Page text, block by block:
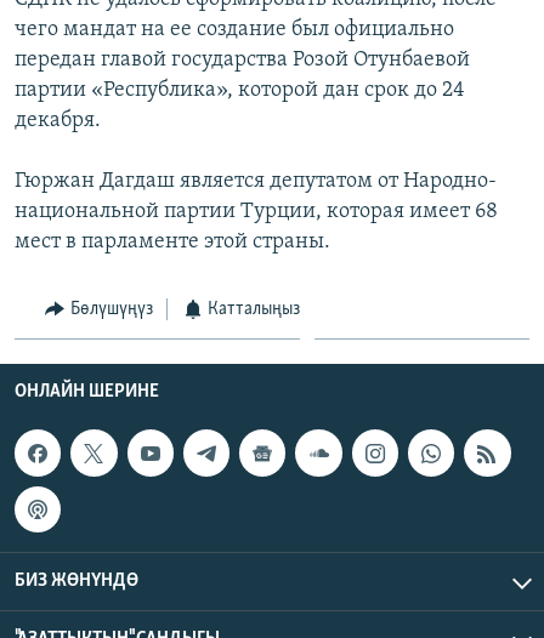
чего мандат на ее создание был официально
передан главой государства Розой Отунбаевой
партии «Республика», которой дан срок до 24
декабря.
Гюржан Дагдаш является депутатом от Народно-
национальной партии Турции, которая имеет 68
мест в парламенте этой страны.
Бөлүшүңүз Катталыңыз
ОНЛАЙН ШЕРИНЕ
БИЗ ЖӨНҮНДӨ